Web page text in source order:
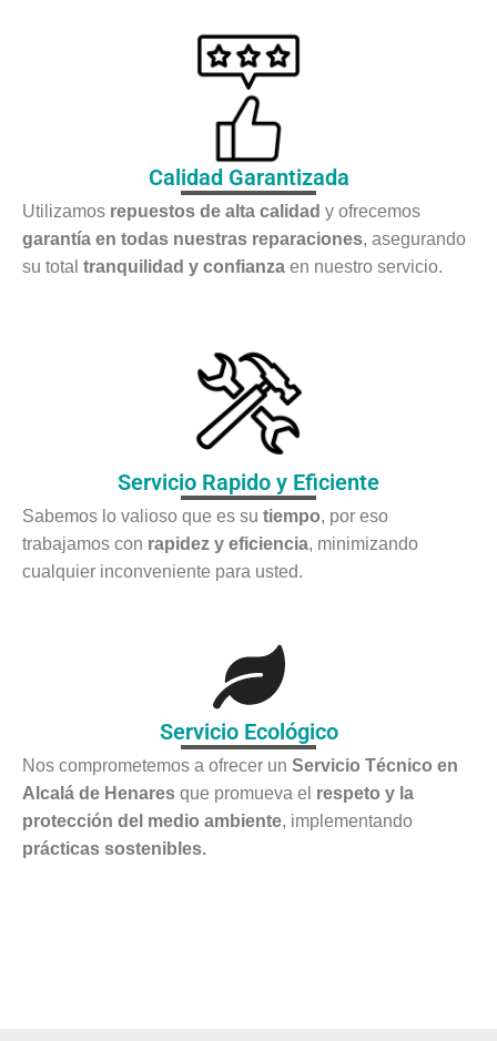
Calidad Garantizada
Utilizamos repuestos de alta calidad y ofrecemos
garantía en todas nuestras reparaciones, asegurando
su total tranquilidad y confianza en nuestro servicio.
Servicio Rapido y Eficiente
Sabemos lo valioso que es su tiempo, por eso
trabajamos con rapidez y eficiencia, minimizando
cualquier inconveniente para usted.
Servicio Ecológico
Nos comprometemos a ofrecer un Servicio Técnico en
Alcalá de Henares que promueva el respeto y la
protección del medio ambiente, implementando
prácticas sostenibles.